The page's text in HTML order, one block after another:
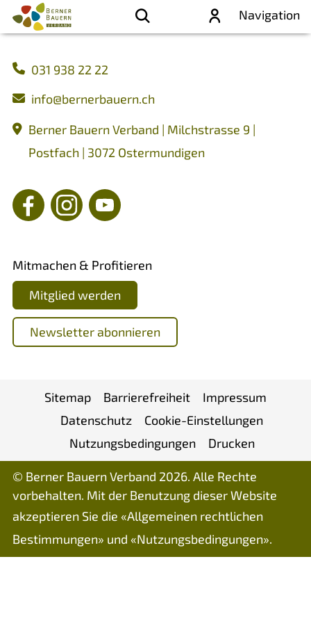
Navigation
031 938 22 22
nf
b rn rb rn ch
Berner Bauern Verband | Milchstrasse 9 |
Postfach | 3072 Ostermundigen
Mitmachen & Profitieren
Mitglied werden
Newsletter abonnieren
Sitemap Barrierefreiheit
Impressum
Datenschutz
Cookie-Einstellungen
Nutzungsbedingungen
Drucken
© Berner Bauern Verband 2026. Alle Rechte
vorbehalten. Mit der Benutzung dieser Website
akzeptieren Sie die «Allgemeinen rechtlichen
Bestimmungen» und «Nutzungsbedingungen».